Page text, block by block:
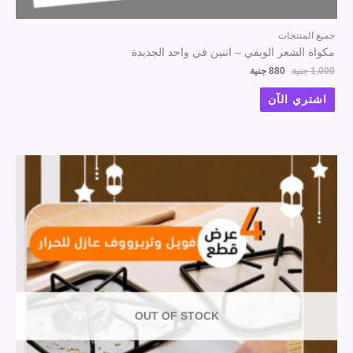
جميع المنتجات
مكواة الشعر الويفي – اتنين في واحد الجديدة
1,000 جنية 880 جنية
اشتري الآن
OUT OF STOCK